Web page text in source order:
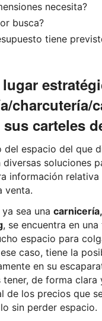
necesita?
busca?
tiene
charcutería/
carteles
del espacio del que
diversas soluciones
información
venta.
sea una
, se encuentra en
espacio para
caso, tiene la
en su
tener, de forma clara
de los precios que
sin perder espacio.